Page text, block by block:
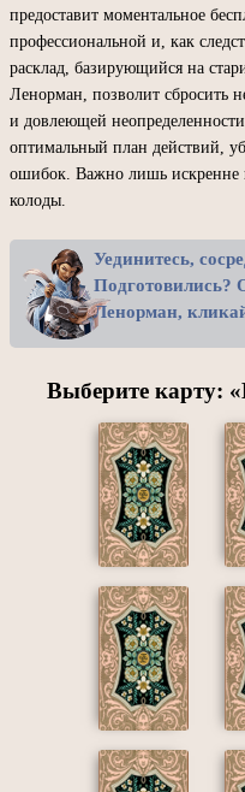
предоставит моментальное
профессиональной и, как
расклад, базирующийся на
Ленорман, позволит сбросить
и довлеющей
оптимальный план действий,
ошибок. Важно лишь искренне
колоды.
Уединитесь,
Подготовились?
Ленорман,
Выберите карту: